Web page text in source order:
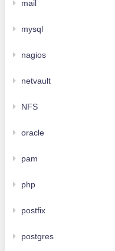
mail
mysql
nagios
netvault
NFS
oracle
pam
php
postfix
postgres